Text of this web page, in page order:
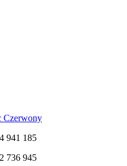
941 185
736 945